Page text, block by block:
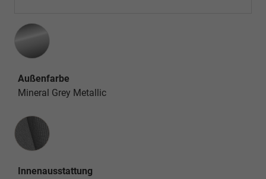
Außenfarbe
Mineral Grey Metallic
Innenausstattung
Innenausstattung